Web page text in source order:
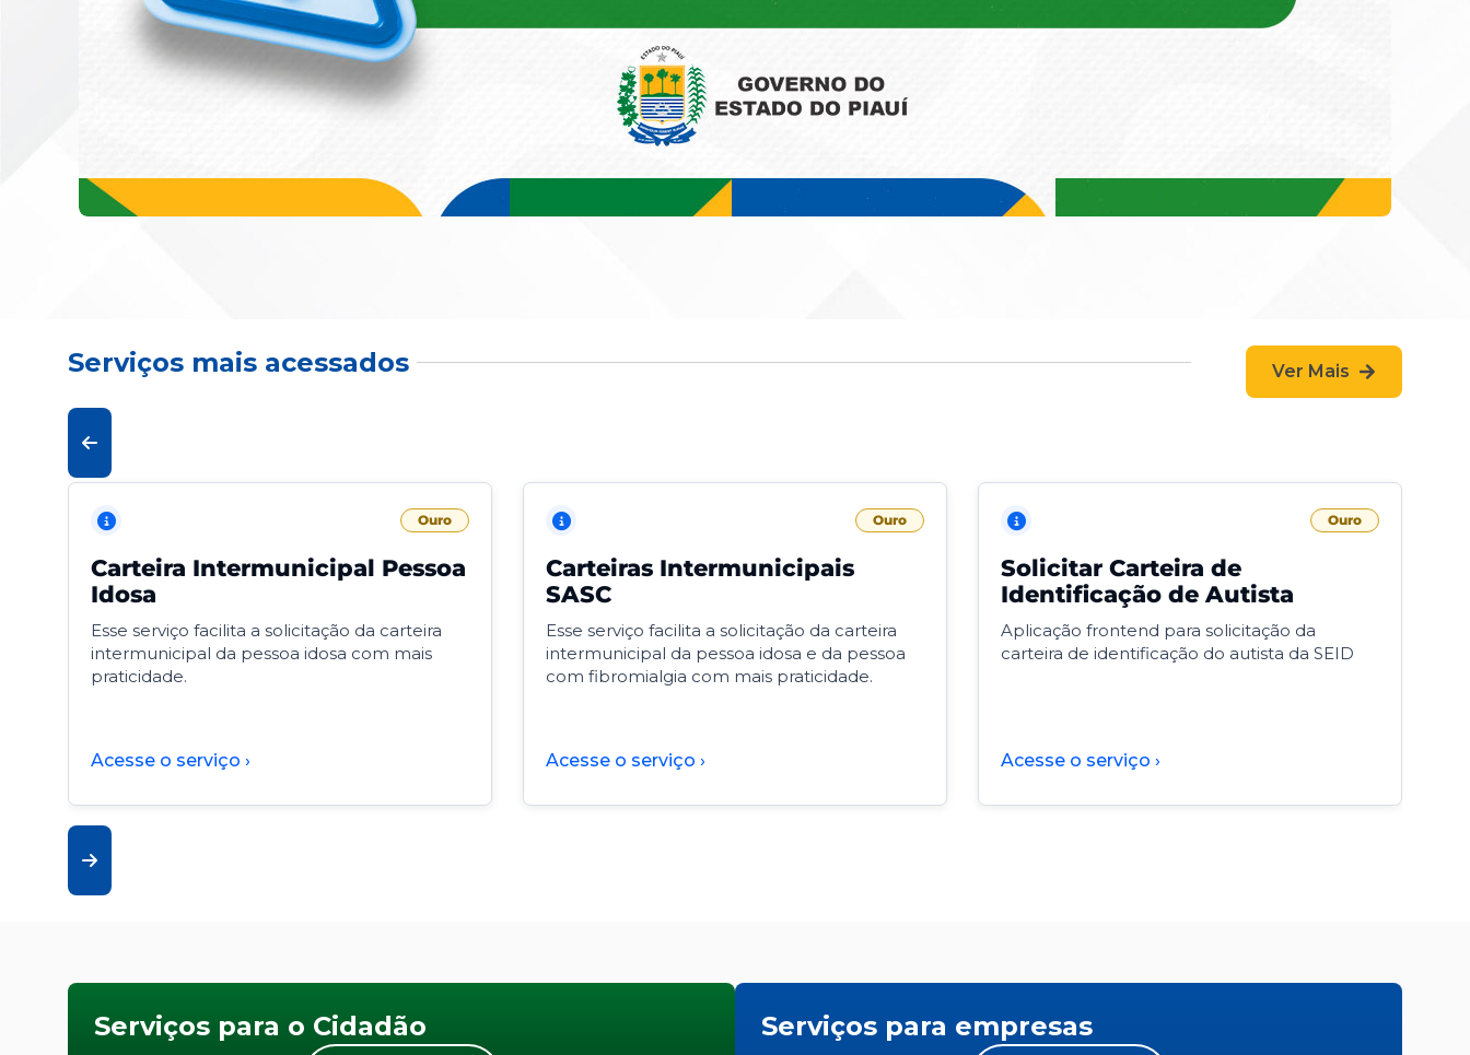
Serviços mais acessados Ver Mais
Ouro
Carteira Intermunicipal Pessoa
Idosa
Esse serviço facilita a solicitação da carteira
intermunicipal da pessoa idosa com mais
praticidade.
Acesse o serviço ›
Ouro
Carteiras Intermunicipais
SASC
Esse serviço facilita a solicitação da carteira
intermunicipal da pessoa idosa e da pessoa
com fibromialgia com mais praticidade.
Acesse o serviço ›
Ouro
Solicitar Carteira de
Identificação de Autista
Aplicação frontend para solicitação da
carteira de identificação do autista da SEID
Acesse o serviço ›
Serviços para o Cidadão Serviços para empresas